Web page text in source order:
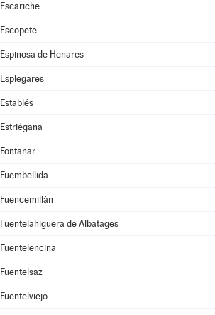
Escariche
Escopete
Espinosa de Henares
Esplegares
Establés
Estriégana
Fontanar
Fuembellida
Fuencemillán
Fuentelahiguera de Albatages
Fuentelencina
Fuentelsaz
Fuentelviejo